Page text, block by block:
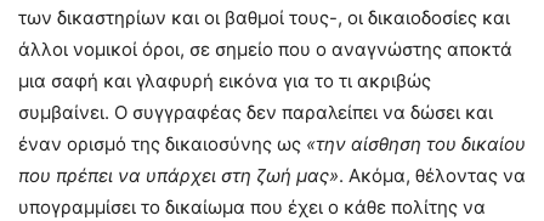
των δικαστηρίων και οι βαθμοί τους-, οι δικαιοδοσίες και
άλλοι νομικοί όροι, σε σημείο που ο αναγνώστης αποκτά
μια σαφή και γλαφυρή εικόνα για το τι ακριβώς
συμβαίνει. Ο συγγραφέας δεν παραλείπει να δώσει και
έναν ορισμό της δικαιοσύνης ως «την αίσθηση του δικαίου
που πρέπει να υπάρχει στη ζωή μας». Ακόμα, θέλοντας να
υπογραμμίσει το δικαίωμα που έχει ο κάθε πολίτης να